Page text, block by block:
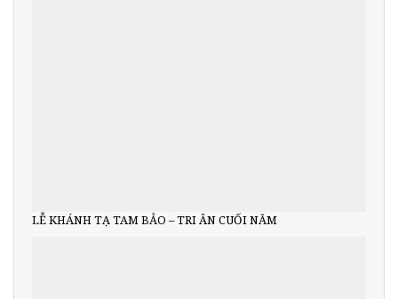
LỄ KHÁNH TẠ TAM BẢO – TRI ÂN CUỐI NĂM